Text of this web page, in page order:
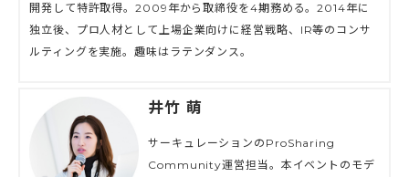
開発して特許取得。2009年から取締役を4期務める。2014年に
独立後、プロ人材として上場企業向けに経営戦略、IR等のコンサ
ルティングを実施。趣味はラテンダンス。
井竹 萌
サーキュレーションのProSharing
Community運営担当。本イベントのモデ